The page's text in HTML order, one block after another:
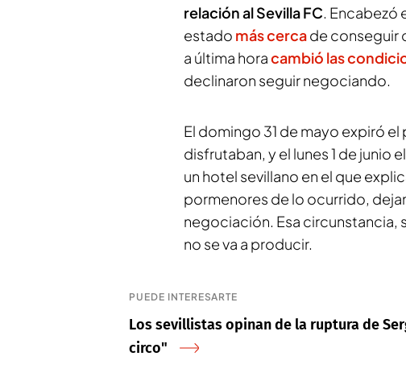
relación al Sevilla FC. Encabezó
estado más cercade conseguir
a última horacambió las
declinaron seguir negociando.
El domingo 31 de mayo expiró
disfrutaban, y el lunes 1 de junio
un hotel sevillano en el que
pormenores de lo ocurrido,
negociación. Esa circunstancia,
no se va a producir.
PUEDE INTERESARTE
Los sevillistas opinan de la ruptura de
circo"